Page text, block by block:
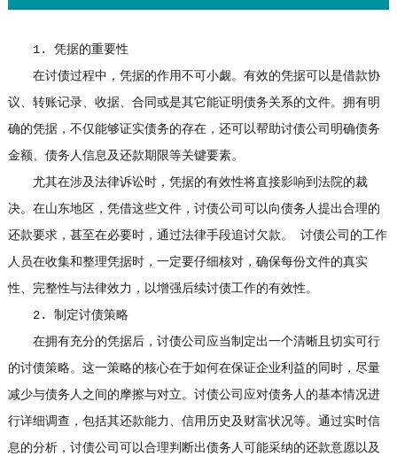
1. 凭据的重要性
在讨债过程中，凭据的作用不可小觑。有效的凭据可以是借款协
议、转账记录、收据、合同或是其它能证明债务关系的文件。拥有明
确的凭据，不仅能够证实债务的存在，还可以帮助讨债公司明确债务
金额、债务人信息及还款期限等关键要素。
尤其在涉及法律诉讼时，凭据的有效性将直接影响到法院的裁
决。在山东地区，凭借这些文件，讨债公司可以向债务人提出合理的
还款要求，甚至在必要时，通过法律手段追讨欠款。 讨债公司的工作
人员在收集和整理凭据时，一定要仔细核对，确保每份文件的真实
性、完整性与法律效力，以增强后续讨债工作的有效性。
2. 制定讨债策略
在拥有充分的凭据后，讨债公司应当制定出一个清晰且切实可行
的讨债策略。这一策略的核心在于如何在保证企业利益的同时，尽量
减少与债务人之间的摩擦与对立。讨债公司应对债务人的基本情况进
行详细调查，包括其还款能力、信用历史及财富状况等。通过实时信
息的分析，讨债公司可以合理判断出债务人可能采纳的还款意愿以及